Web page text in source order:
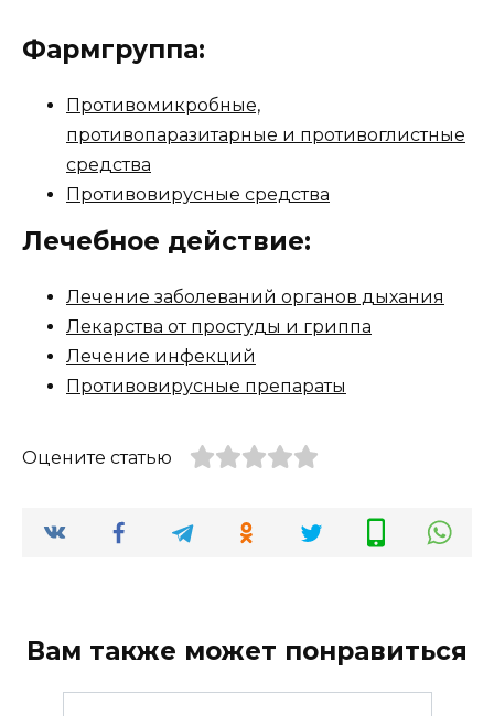
Фармгруппа:
Противомикробные,
противопаразитарные и противоглистные
средства
Противовирусные средства
Лечебное действие:
Лечение заболеваний органов дыхания
Лекарства от простуды и гриппа
Лечение инфекций
Противовирусные препараты
Оцените статью
Вам также может понравиться